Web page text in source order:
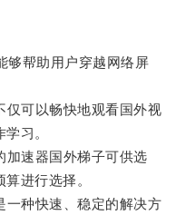
帮助用户穿越网络屏
可以畅快地观看国外视
习。
速器国外梯子可供选
进行选择。
种快速、稳定的解决方